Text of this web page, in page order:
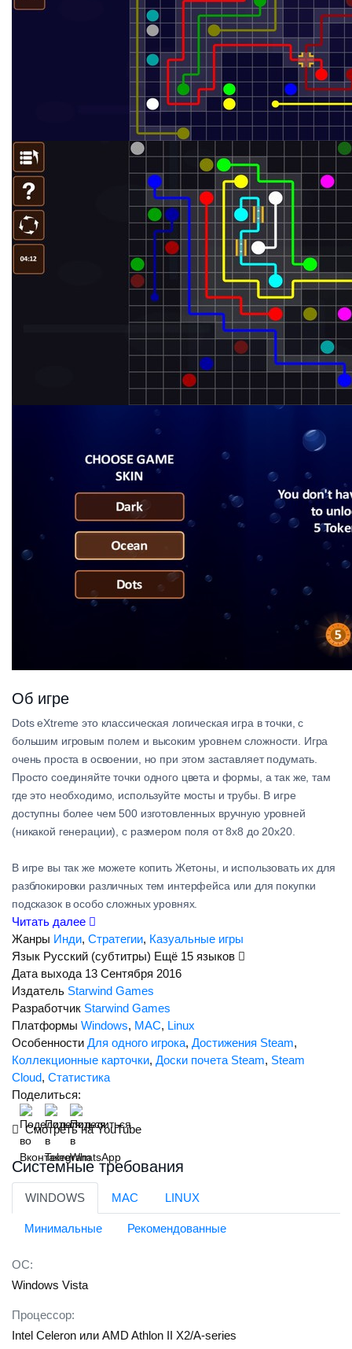
Об игре
Dots eXtreme это классическая логическая игра в точки, с
большим игровым полем и высоким уровнем сложности. Игра
очень проста в освоении, но при этом заставляет подумать.
Просто соединяйте точки одного цвета и формы, а так же, там
где это необходимо, используйте мосты и трубы. В игре
доступны более чем 500 изготовленных вручную уровней
(никакой генерации), с размером поля от 8х8 до 20х20.
В игре вы так же можете копить Жетоны, и использовать их для
разблокировки различных тем интерфейса или для покупки
подсказок в особо сложных уровнях.
Читать далее
Жанры Инди, Стратегии, Казуальные игры
Язык Русский (субтитры) Ещё 15 языков
Дата выхода 13 Сентября 2016
Издатель Starwind Games
Разработчик Starwind Games
Платформы Windows, MAC, Linux
Особенности Для одного игрока, Достижения Steam,
Коллекционные карточки, Доски почета Steam, Steam
Cloud, Статистика
Поделиться:
Смотреть на YouTube
Системные требования
WINDOWS MAC LINUX
Минимальные Рекомендованные
ОС:
Windows Vista
Процессор:
Intel Celeron или AMD Athlon II X2/A-series